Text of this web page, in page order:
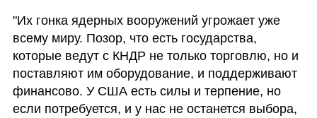
"Их гонка ядерных вооружений угрожает уже
всему миру. Позор, что есть государства,
которые ведут с КНДР не только торговлю, но и
поставляют им оборудование, и поддерживают
финансово. У США есть силы и терпение, но
если потребуется, и у нас не останется выбора,